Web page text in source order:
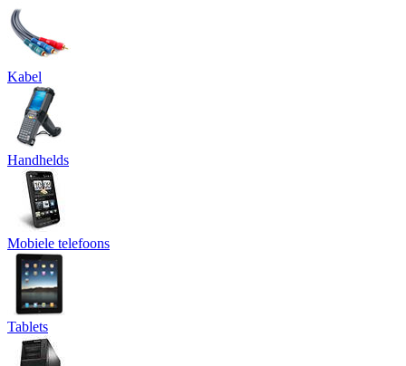
Kabel
Handhelds
Mobiele telefoons
Tablets